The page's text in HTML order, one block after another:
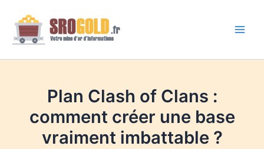
contenu
Plan Clash of Clans :
comment créer une base
vraiment imbattable ?